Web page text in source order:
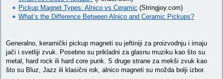
Pickup Magnet Types: Alnico vs Ceramic (Stringjoy.com)
What’s the Difference Between Alnico and Ceramic Pickups?
Generalno, keramički pickup magneti su jeftiniji za proizvodnju i imaju
jači i svetliji zvuk. Posebno su prikladni za glasnu muziku kao što su
metal, hard rock ili hard core punk. S druge strane za mekši zvuk kao
što su Bluz, Jazz ili klasični rok, alnico magneti su možda bolji izbor.